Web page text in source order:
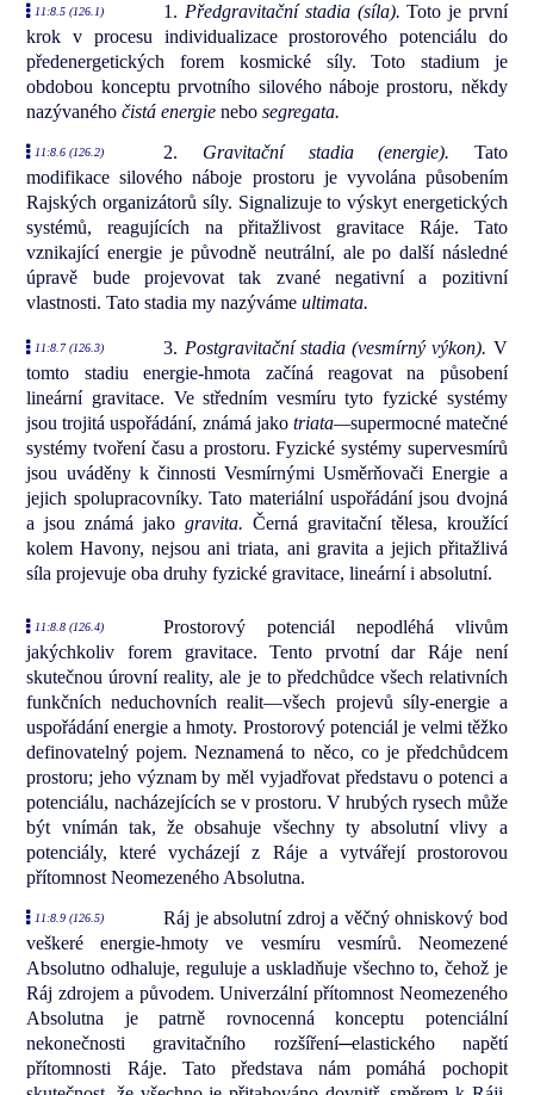
11:8.5 (126.1) 1. Předgravitační stadia (síla). Toto je první
krok v procesu individualizace prostorového potenciálu do
předenergetických forem kosmické síly. Toto stadium je
obdobou konceptu prvotního silového náboje prostoru, někdy
nazývanéhočistá energie nebosegregata.
11:8.6 (126.2) 2. Gravitační stadia (energie). Tato
modifikace silového náboje prostoru je vyvolána působením
Rajských organizátorů síly. Signalizuje to výskyt energetických
systémů, reagujících na přitažlivost gravitace Ráje. Tato
vznikající energie je původně neutrální, ale po další následné
úpravě bude projevovat tak zvané negativní a pozitivní
vlastnosti. Tato stadia my nazývámeultimata.
11:8.7 (126.3) 3. Postgravitační stadia (vesmírný výkon). V
tomto stadiu energie-hmota začíná reagovat na působení
lineární gravitace. Ve středním vesmíru tyto fyzické systémy
jsou trojitá uspořádání, známá jako triata—supermocné matečné
systémy tvoření času a prostoru. Fyzické systémy supervesmírů
jsou uváděny k činnosti Vesmírnými Usměrňovači Energie a
jejich spolupracovníky. Tato materiální uspořádání jsou dvojná
a jsou známá jako gravita. Černá gravitační tělesa, kroužící
kolem Havony, nejsou ani triata, ani gravita a jejich přitažlivá
síla projevuje oba druhy fyzické gravitace, lineární i absolutní.
11:8.8 (126.4)
Prostorový potenciál nepodléhá vlivům
jakýchkoliv forem gravitace. Tento prvotní dar Ráje není
skutečnou úrovní reality, ale je to předchůdce všech relativních
funkčních neduchovních realit—všech projevů síly-energie a
uspořádání energie a hmoty. Prostorový potenciál je velmi těžko
definovatelný pojem. Neznamená to něco, co je předchůdcem
prostoru; jeho význam by měl vyjadřovat představu o potenci a
potenciálu, nacházejících se v prostoru. V hrubých rysech může
být vnímán tak, že obsahuje všechny ty absolutní vlivy a
potenciály, které vycházejí z Ráje a vytvářejí prostorovou
přítomnost Neomezeného Absolutna.
11:8.9 (126.5)
Ráj je absolutní zdroj a věčný ohniskový bod
veškeré energie-hmoty ve vesmíru vesmírů. Neomezené
Absolutno odhaluje, reguluje a uskladňuje všechno to, čehož je
Ráj zdrojem a původem. Univerzální přítomnost Neomezeného
Absolutna je patrně rovnocenná konceptu potenciální
nekonečnosti gravitačního rozšíření─elastického napětí
přítomnosti Ráje. Tato představa nám pomáhá pochopit